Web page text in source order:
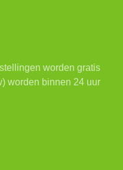
worden gratis
worden binnen 24 uur